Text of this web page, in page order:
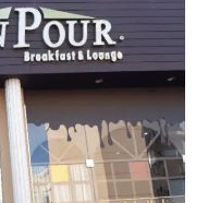
المدينة
المنورة